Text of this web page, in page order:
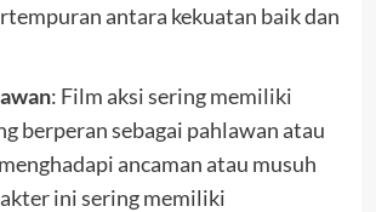
antara kekuatan baik dan
: Film aksi sering memiliki
berperan sebagai pahlawan atau
ancaman atau musuh
ini sering memiliki